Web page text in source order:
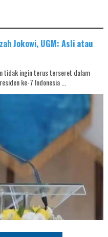
Jokowi, UGM: Asli atau
tidak ingin terus terseret dalam
ke-7 Indonesia ...